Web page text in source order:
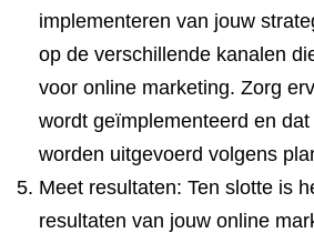
implementeren van jouw
op de verschillende kanalen
voor online marketing. Zorg
wordt geïmplementeerd en
worden uitgevoerd volgens
Meet resultaten: Ten slotte is
resultaten van jouw online